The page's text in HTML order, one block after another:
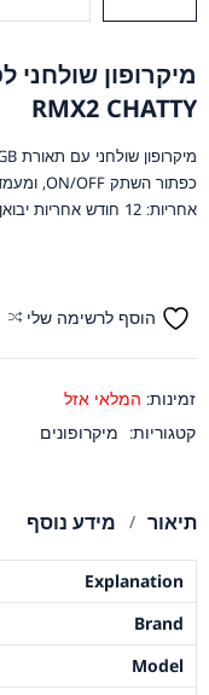
RMX2 CHATTY
מיקרופון שולחני עם תאורת RGB, חיבור USB.
כפתור השתק ON/OFF, ומעמד לסלולר.
אחריות: 12 חודש אחריות יבואן רשמי.
הוסף לרשימה שלי
זמינות: המלאי אזל
קטגוריות: מיקרופונים
תיאור מידע נוסף
Explanation
Brand
Model